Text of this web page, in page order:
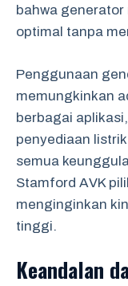
bahwa
optimal tanpa
Penggunaan
memungkinkan
berbagai
penyediaan
semua
Stamford AVK
menginginkan
tinggi.
Keandalan